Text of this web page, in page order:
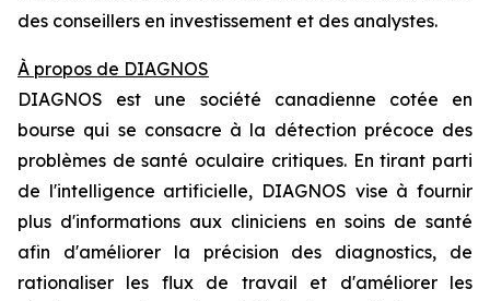
des conseillers en investissement et des analystes.
À propos de DIAGNOS
DIAGNOS est une société canadienne cotée en
bourse qui se consacre à la détection précoce des
problèmes de santé oculaire critiques. En tirant parti
de l'intelligence artificielle, DIAGNOS vise à fournir
plus d'informations aux cliniciens en soins de santé
afin d'améliorer la précision des diagnostics, de
rationaliser les flux de travail et d'améliorer les